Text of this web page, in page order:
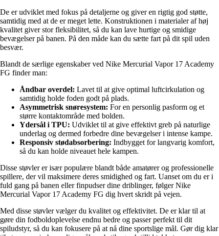
De er udviklet med fokus på detaljerne og giver en rigtig god støtte,
samtidig med at de er meget lette. Konstruktionen i materialer af høj
kvalitet giver stor fleksibilitet, så du kan lave hurtige og smidige
bevægelser på banen. På den måde kan du sætte fart på dit spil uden
besvær.
Blandt de særlige egenskaber ved Nike Mercurial Vapor 17 Academy
FG finder man:
Åndbar overdel: Lavet til at give optimal luftcirkulation og
samtidig holde foden godt på plads.
Asymmetrisk snøresystem: For en personlig pasform og et
større kontaktområde med bolden.
Ydersål i TPU: Udviklet til at give effektivt greb på naturlige
underlag og dermed forbedre dine bevægelser i intense kampe.
Responsiv stødabsorbering: Indbygget for langvarig komfort,
så du kan holde niveauet hele kampen.
Disse støvler er især populære blandt både amatører og professionelle
spillere, der vil maksimere deres smidighed og fart. Uanset om du er i
fuld gang på banen eller finpudser dine driblinger, følger Nike
Mercurial Vapor 17 Academy FG dig hvert skridt på vejen.
Med disse støvler vælger du kvalitet og effektivitet. De er klar til at
gøre din fodboldoplevelse endnu bedre og passer perfekt til dit
spiludstyr, så du kan fokusere på at nå dine sportslige mål. Gør dig klar